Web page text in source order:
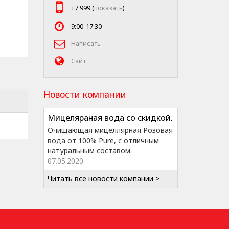
+7 999 (показать)
9:00-17:30
Написать
Сайт
Новости компании
Мицеляраная вода со скидкой.
Очищающая мицеллярная Розовая
вода от 100% Pure, с отличным
натуральным составом.
07.05.2020
Читать все новости компании >